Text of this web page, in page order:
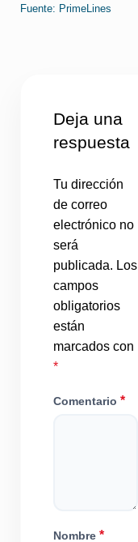
Fuente: PrimeLines
Deja una
respuesta
Tu dirección
de correo
electrónico no
será
publicada. Los
campos
obligatorios
están
marcados con
*
Comentario *
Nombre *